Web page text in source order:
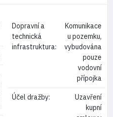
Dopravní a
technická
infrastruktura:
Komunikace
u pozemku,
vybudována
pouze
vodovní
přípojka
Účel dražby:
Uzavření
kupní